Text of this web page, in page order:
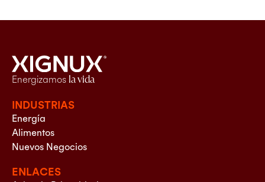
Energizamos la vida
INDUSTRIAS
Energía
Alimentos
Nuevos Negocios
ENLACES